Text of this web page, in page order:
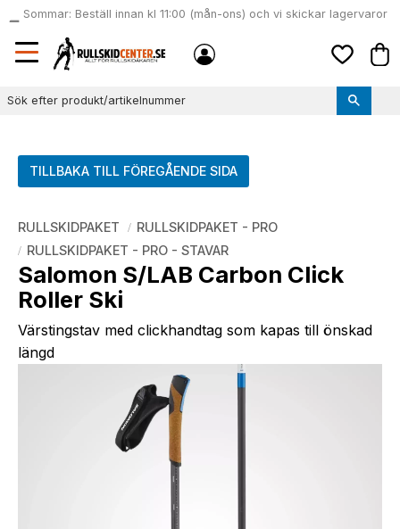
Meny
local_shipping
Sommar: Beställ innan kl 11:00 (mån-ons) och vi skickar lagervaror
samma dag
TILLBAKA TILL FÖREGÅENDE SIDA
RULLSKIDPAKET
RULLSKIDPAKET - PRO
RULLSKIDPAKET - PRO - STAVAR
Salomon S/LAB Carbon Click
Roller Ski
Värstingstav med clickhandtag som kapas till önskad
längd